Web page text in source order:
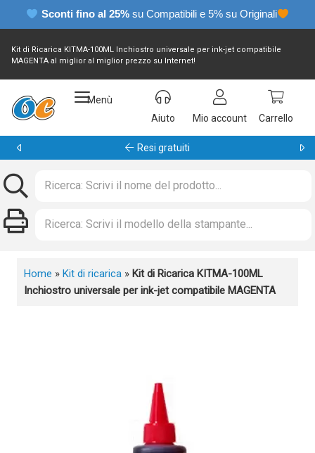
Sconti fino al 25% su Compatibili e 5% su Originali
Kit di Ricarica KITMA-100ML Inchiostro universale per ink-jet compatibile
MAGENTA al miglior al miglior prezzo su Internet!
Menù
Aiuto
Mio account Carrello
Resi gratuiti
Home » Kit di ricarica » Kit di Ricarica KITMA-100ML
Inchiostro universale per ink-jet compatibile MAGENTA